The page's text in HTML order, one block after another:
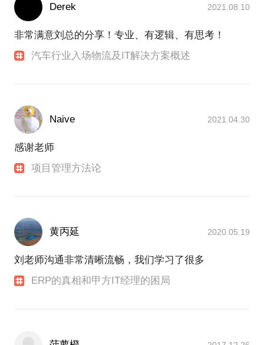
Derek 2021.08.10
非常满意刘总的分享！专业、有逻辑、有思考！
汽车行业入场物流及IT解决方案概述
Naive 2021.04.30
感谢老师
项目管理方法论
黄丙延 2020.05.19
刘老师沟通非常清晰流畅，我们学习了很多
ERP的真相和甲方IT经理的困局